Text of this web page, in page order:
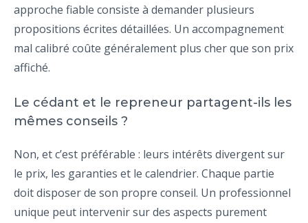
approche fiable consiste à demander plusieurs
propositions écrites détaillées. Un accompagnement
mal calibré coûte généralement plus cher que son prix
affiché.
Le cédant et le repreneur partagent-ils les
mêmes conseils ?
Non, et c’est préférable : leurs intérêts divergent sur
le prix, les garanties et le calendrier. Chaque partie
doit disposer de son propre conseil. Un professionnel
unique peut intervenir sur des aspects purement